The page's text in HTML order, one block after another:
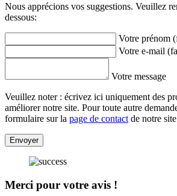
Nous apprécions vos suggestions. Veuillez
dessous:
Votre prénom
Votre e-mail
Votre message
Veuillez noter : écrivez ici uniquement des
améliorer notre site. Pour toute autre
formulaire sur la page de contact de notre
Envoyer
Merci pour votre avis !